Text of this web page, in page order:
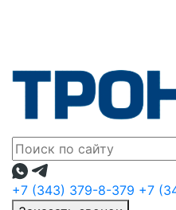
+7 (343) 379-8-379 +7